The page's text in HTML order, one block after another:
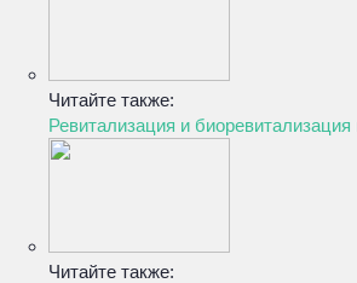
Читайте также:
Ревитализация и
Читайте также: